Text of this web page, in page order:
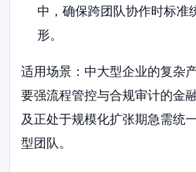
中，确保跨团队协作时标准
形。
适用场景：中大型企业的复杂
要强流程管控与合规审计的金
及正处于规模化扩张期急需统
型团队。